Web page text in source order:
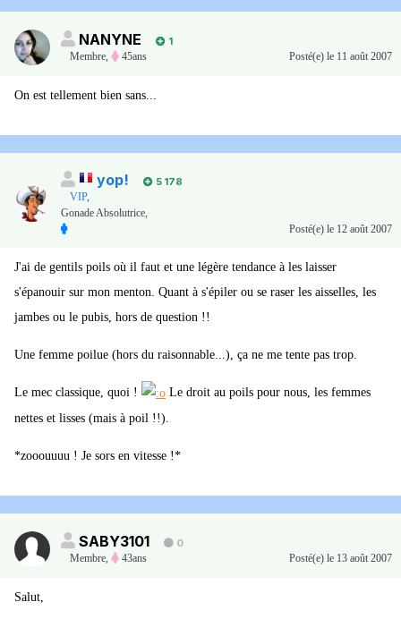
NANYNE
1
Membre, 45ans Posté(e) le 11 août 2007
On est tellement bien sans...
yop!
5 178
VIP,
Gonade Absolutrice,
Posté(e) le 12 août 2007
J'ai de gentils poils où il faut et une légère tendance à les laisser
s'épanouir sur mon menton. Quant à s'épiler ou se raser les aisselles, les
jambes ou le pubis, hors de question !!
Une femme poilue (hors du raisonnable...), ça ne me tente pas trop.
Le mec classique, quoi !
Le droit au poils pour nous, les femmes
nettes et lisses (mais à poil !!).
*zooouuuu ! Je sors en vitesse !*
SABY3101
0
Membre, 43ans Posté(e) le 13 août 2007
Salut,